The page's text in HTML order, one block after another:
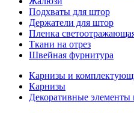
Подхваты для штор
Держатели для штор
Пленка
Ткани на отрез
Швейная фурнитура
Карнизы и
Карнизы
Декоративные